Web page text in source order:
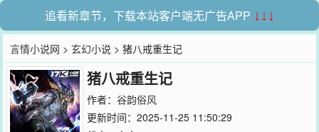
追看新章节，下载本站客户端无广告APP ↓↓↓
言情小说网 >玄幻小说 > 猪八戒重生记
猪八戒重生记
作者： 谷韵俗风
更新时间：2025-11-25 11:50:29